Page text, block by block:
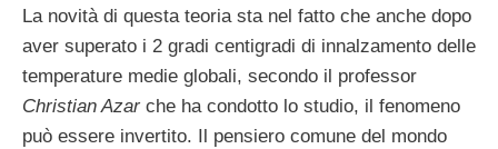
La novità di questa teoria sta nel fatto che anche dopo
aver superato i 2 gradi centigradi di innalzamento delle
temperature medie globali, secondo il professor
Christian Azarche ha condotto lo studio, il fenomeno
può essere invertito. Il pensiero comune del mondo